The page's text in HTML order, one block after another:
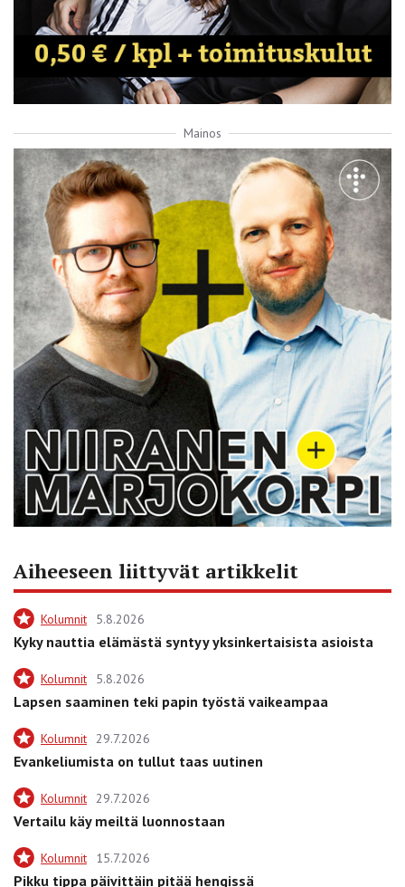
Mainos
Aiheeseen liittyvät artikkelit
Kolumnit 5.8.2026
Kyky nauttia elämästä syntyy yksinkertaisista asioista
Kolumnit 5.8.2026
Lapsen saaminen teki papin työstä vaikeampaa
Kolumnit 29.7.2026
Evankeliumista on tullut taas uutinen
Kolumnit 29.7.2026
Vertailu käy meiltä luonnostaan
Kolumnit 15.7.2026
Pikku tippa päivittäin pitää hengissä